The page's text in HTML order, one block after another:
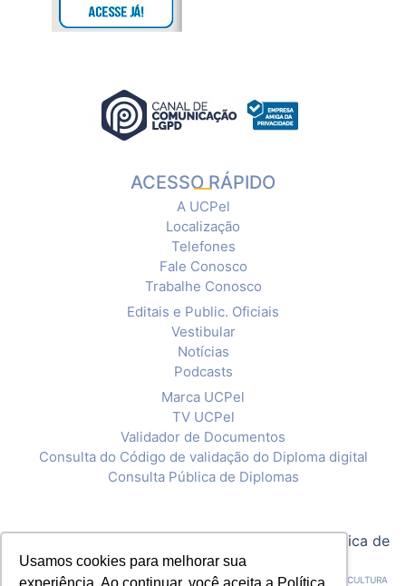
Usamos cookies para melhorar sua
experiência. Ao continuar, você aceita a Política
ACESSO RÁPIDO
A UCPel
Localização
Telefones
Fale Conosco
Trabalhe Conosco
Editais e Public. Oficiais
Vestibular
Notícias
Podcasts
Marca UCPel
TV UCPel
Validador de Documentos
Consulta do Código de validação do Diploma digital
Consulta Pública de Diplomas
Política de
Privacidade
CNPJ: 92.238.914/0001-03 - ASSOCIAÇÃO PELOTENSE DE ASSISTÊNCIA E CULTURA